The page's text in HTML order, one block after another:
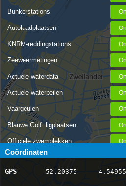
Bunkerstations
Autolaadplaatsen
KNRM-reddingstations
Zeeweermetingen
Actuele waterdata
Actuele waterpeilen
Vaargeulen
Blauwe Golf: ligplaatsen
Officiele zwemplekken
Stremmingen/hinder
AIS scheepsposities
Coördinaten
GPS 52.20375 4.54955